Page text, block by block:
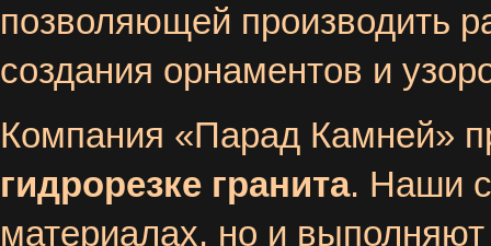
позволяющей производить
создания орнаментов и
Компания «Парад Камней»
гидрорезке гранита. Наши
материалах, но и